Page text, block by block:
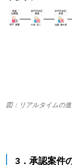
図：リアルタイムの
3．承認案件